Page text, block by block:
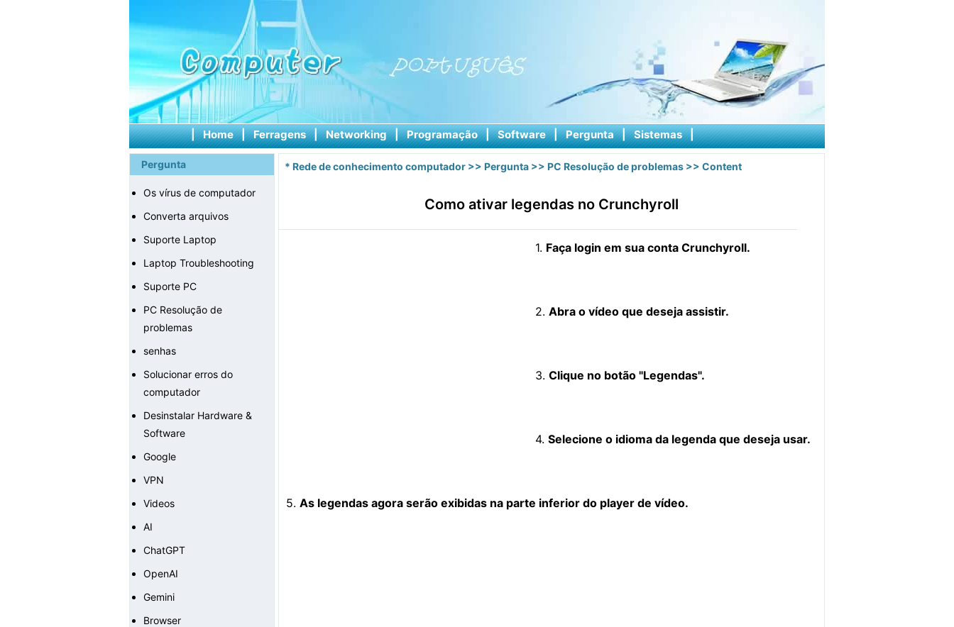
| Home | Ferragens | Networking | Programação | Software | Pergunta | Sistemas |
Pergunta
Os vírus de computador
Converta arquivos
Suporte Laptop
Laptop Troubleshooting
Suporte PC
PC Resolução de
problemas
senhas
Solucionar erros do
computador
Desinstalar Hardware &
Software
Google
VPN
Videos
AI
ChatGPT
OpenAI
Gemini
Browser
* Rede de conhecimento computador >> Pergunta >> PC Resolução de problemas >> Content
Como ativar legendas no Crunchyroll
1. Faça login em sua conta Crunchyroll.
2. Abra o vídeo que deseja assistir.
3. Clique no botão "Legendas".
4. Selecione o idioma da legenda que deseja usar.
5. As legendas agora serão exibidas na parte inferior do player de vídeo.